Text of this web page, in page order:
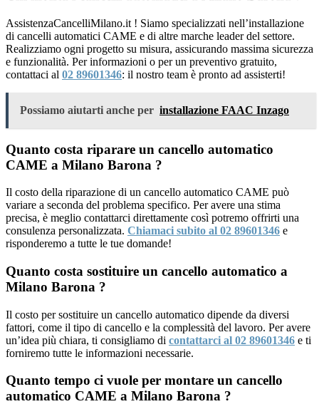
AssistenzaCancelliMilano.it ! Siamo specializzati nell’installazione
di cancelli automatici CAME e di altre marche leader del settore.
Realizziamo ogni progetto su misura, assicurando massima sicurezza
e funzionalità. Per informazioni o per un preventivo gratuito,
contattaci al 02 89601346: il nostro team è pronto ad assisterti!
Possiamo aiutarti anche per installazione FAAC Inzago
Quanto costa riparare un cancello automatico
CAME a Milano Barona ?
Il costo della riparazione di un cancello automatico CAME può
variare a seconda del problema specifico. Per avere una stima
precisa, è meglio contattarci direttamente così potremo offrirti una
consulenza personalizzata. Chiamaci subito al 02 89601346 e
risponderemo a tutte le tue domande!
Quanto costa sostituire un cancello automatico a
Milano Barona ?
Il costo per sostituire un cancello automatico dipende da diversi
fattori, come il tipo di cancello e la complessità del lavoro. Per avere
un’idea più chiara, ti consigliamo di contattarci al 02 89601346 e ti
forniremo tutte le informazioni necessarie.
Quanto tempo ci vuole per montare un cancello
automatico CAME a Milano Barona ?